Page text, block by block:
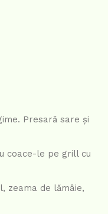
Presară sare și
coace-le pe grill cu
zeama de lămâie,